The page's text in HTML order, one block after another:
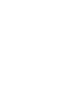
werden
werden, bedarf